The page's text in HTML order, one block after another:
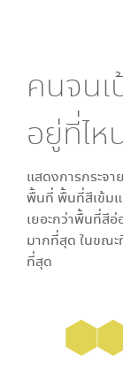
คนจน
อยู่ที่ไห
แสดงการกระจ
พื้นที่ พื้นที่สีเข้ม
เยอะกว่าพื้นที่สีอ่
มากที่สุด ในขณะ
ที่สุด